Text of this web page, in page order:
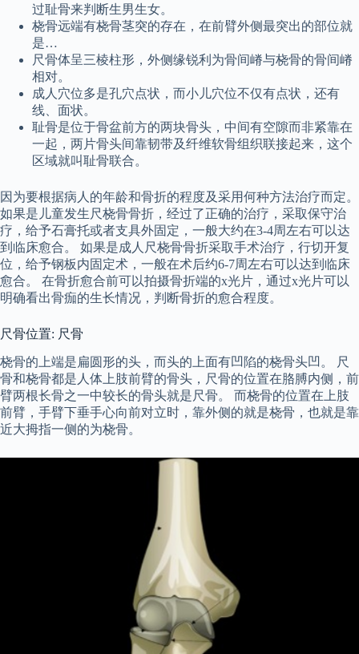
过耻骨来判断生男生女。
桡骨远端有桡骨茎突的存在，在前臂外侧最突出的部位就
是…
尺骨体呈三棱柱形，外侧缘锐利为骨间嵴与桡骨的骨间嵴
相对。
成人穴位多是孔穴点状，而小儿穴位不仅有点状，还有
线、面状。
耻骨是位于骨盆前方的两块骨头，中间有空隙而非紧靠在
一起，两片骨头间靠韧带及纤维软骨组织联接起来，这个
区域就叫耻骨联合。
因为要根据病人的年龄和骨折的程度及采用何种方法治疗而定。
如果是儿童发生尺桡骨骨折，经过了正确的治疗，采取保守治
疗，给予石膏托或者支具外固定，一般大约在3-4周左右可以达
到临床愈合。 如果是成人尺桡骨骨折采取手术治疗，行切开复
位，给予钢板内固定术，一般在术后约6-7周左右可以达到临床
愈合。 在骨折愈合前可以拍摄骨折端的x光片，通过x光片可以
明确看出骨痂的生长情况，判断骨折的愈合程度。
尺骨位置: 尺骨
桡骨的上端是扁圆形的头，而头的上面有凹陷的桡骨头凹。 尺
骨和桡骨都是人体上肢前臂的骨头，尺骨的位置在胳膊内侧，前
臂两根长骨之一中较长的骨头就是尺骨。 而桡骨的位置在上肢
前臂，手臂下垂手心向前对立时，靠外侧的就是桡骨，也就是靠
近大拇指一侧的为桡骨。